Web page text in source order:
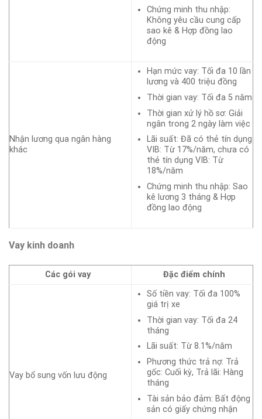
Chứng minh thu nhập:
Không yêu cầu cung cấp
sao kê & Hợp đồng lao
động
Nhận lương qua ngân hàng
khác
Hạn mức vay: Tối đa 10 lần
lương và 400 triệu đồng
Thời gian vay: Tối đa 5 năm
Thời gian xử lý hồ sơ: Giải
ngân trong 2 ngày làm việc
Lãi suất: Đã có thẻ tín dụng
VIB: Từ 17%/năm, chưa có
thẻ tín dụng VIB: Từ
18%/năm
Chứng minh thu nhập: Sao
kê lương 3 tháng & Hợp
đồng lao động
Vay kinh doanh
Các gói vay Đặc điểm chính
Vay bổ sung vốn lưu động
Số tiền vay: Tối đa 100%
giá trị xe
Thời gian vay: Tối đa 24
tháng
Lãi suất: Từ 8.1%/năm
Phương thức trả nợ: Trả
gốc: Cuối kỳ, Trả lãi: Hàng
tháng
Tài sản bảo đảm: Bất động
sản có giấy chứng nhận